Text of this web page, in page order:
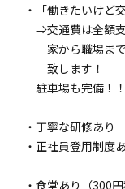
・「働きたいけど
⇒交通費は全額支
家から職場まで
致します！
駐車場も完備！！
・丁寧な研修あり
・正社員登用制度
・食堂あり（300円